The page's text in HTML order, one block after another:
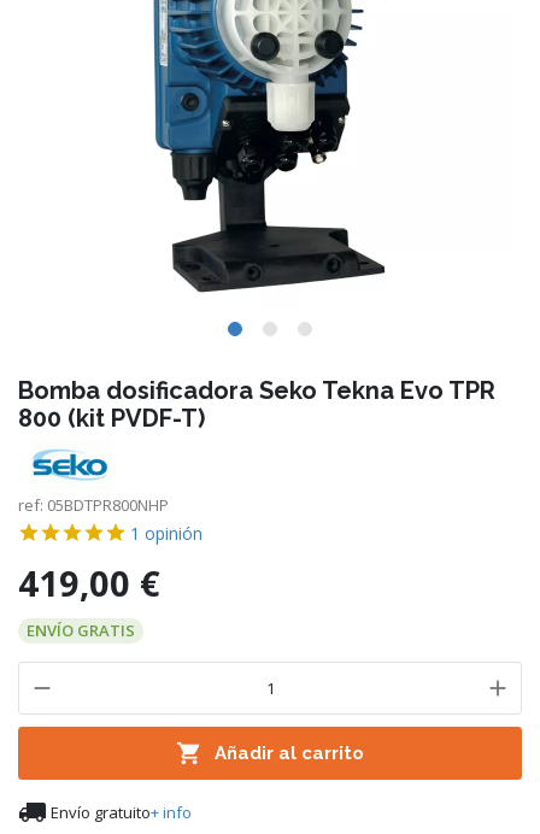
Bomba dosificadora Seko Tekna Evo TPR
800 (kit PVDF-T)
ref: 05BDTPR800NHP
1 opinión
419,00 €
ENVÍO GRATIS
 Añadir al carrito
 Envío gratuito+ info